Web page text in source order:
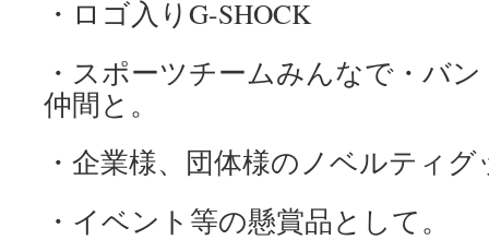
・ロゴ入りG-SHOCK
・ スポーツチームみんなで・バ
仲間と。
・企業様、団体様のノベルティグ
・ イベント等の懸賞品として。